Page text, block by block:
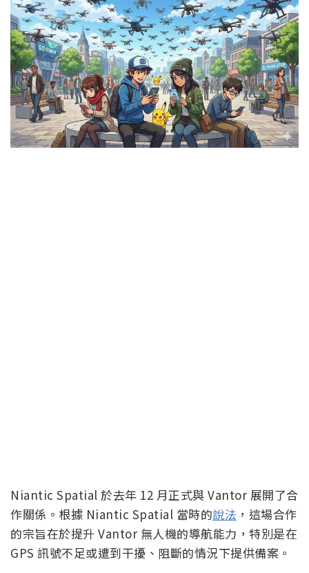
Niantic Spatial 於去年 12 月正式與 Vantor 展開了合
作關係。根據 Niantic Spatial 當時的說法 ，這場合作
的宗旨在於提升 Vantor 無人機的導航能力，特別是在
GPS 訊號不足或遭到干擾、阻斷的情況下提供備案。